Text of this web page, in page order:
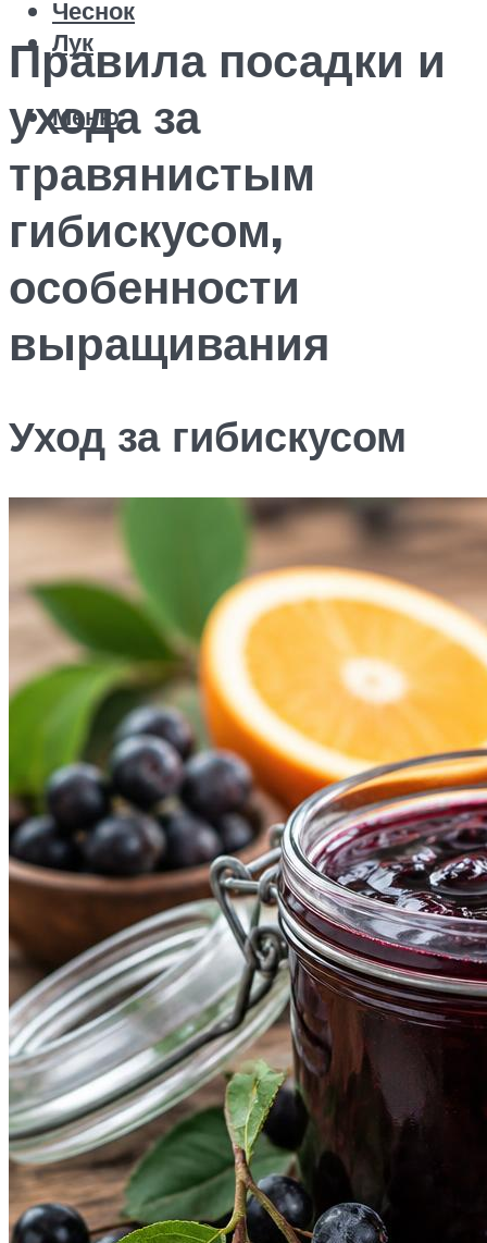
Чеснок
Лук
Меню
Правила посадки и
ухода за
травянистым
гибискусом,
особенности
выращивания
Уход за гибискусом